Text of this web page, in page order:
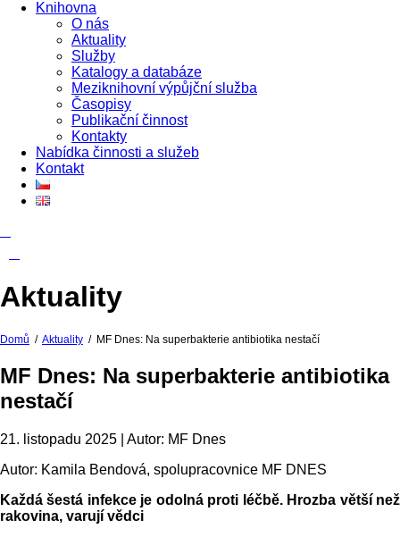
Knihovna
O nás
Aktuality
Služby
Katalogy a databáze
Meziknihovní výpůjční služba
Časopisy
Publikační činnost
Kontakty
Nabídka činnosti a služeb
Kontakt
Aktuality
Domů / Aktuality / MF Dnes: Na superbakterie antibiotika nestačí
MF Dnes: Na superbakterie antibiotika
nestačí
21. listopadu 2025 | Autor: MF Dnes
Autor: Kamila Bendová, spolupracovnice MF DNES
Každá šestá infekce je odolná proti léčbě. Hrozba větší než
rakovina, varují vědci